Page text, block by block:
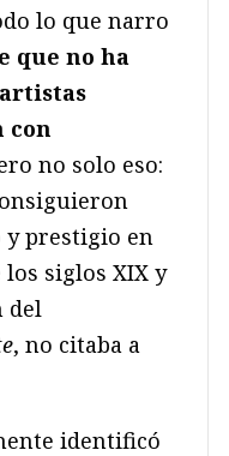
lo que narro
que no ha
con
no solo eso:
prestigio en
siglos XIX y
del
, no citaba a
identificó